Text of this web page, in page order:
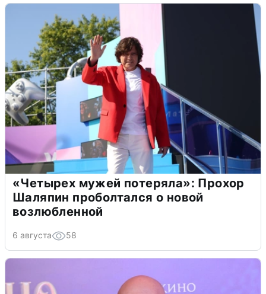
«Четырех мужей потеряла»: Прохор
Шаляпин проболтался о новой
возлюбленной
6 августа 58